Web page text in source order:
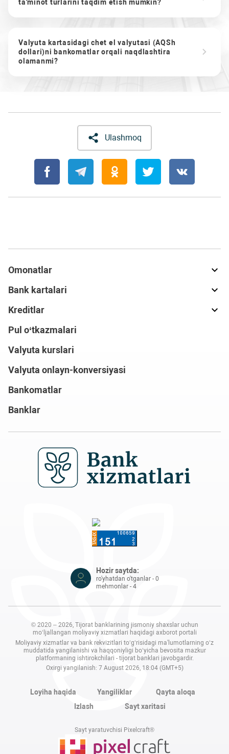
ta'minot turlarini taqdim etish mumkin?
Valyuta kartasidagi chet el valyutasi (AQSh
dollari)ni bankomatlar orqali naqdlashtira
olamanmi?
Ulashmoq
Omonatlar
Bank kartalari
Kreditlar
Pul o‘tkazmalari
Valyuta kurslari
Valyuta onlayn-konversiyasi
Bankomatlar
Banklar
Hozir saytda:
ro'yhatdan o'tganlar - 0
mehmonlar - 4
© 2020 – 2026, Tijorat banklarining jismoniy shaxslar uchun
mo‘ljallangan moliyaviy xizmatlari haqidagi axborot portali
Moliyaviy xizmatlar va bank rekvizitlari to‘g‘risidagi ma'lumotlarning o‘z
muddatida yangilanishi va haqqoniyligi bo‘yicha bevosita mazkur
platformaning ishtirokchilari - tijorat banklari javobgardir.
Oxirgi yangilanish: 7 August 2026, 18:04 (GMT+5)
Loyiha haqida Yangiliklar
Qayta aloqa
Izlash
Sayt xaritasi
Sayt yaratuvchisi Pixelcraft®